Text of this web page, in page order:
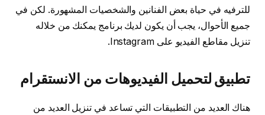
للترفيه في حياة بعض الفنانين والشخصيات المشهورة. لكن في
جميع الأحوال، يجب أن يكون لديك برنامج يمكنك من خلاله
تنزيل مقاطع الفيديو على Instagram.
تطبيق لتحميل الفيديوهات من الانستقرام
هناك العديد من التطبيقات التي تساعد في تنزيل العديد من